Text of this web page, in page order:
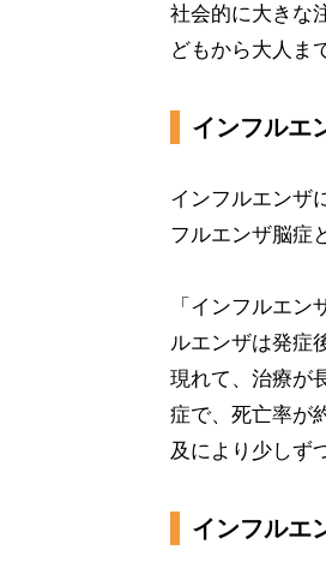
社会的に大きな
どもから大人ま
インフルエ
インフルエンザ
フルエンザ脳症
「インフルエ
ルエンザは発症
現れて、治療が
症で、死亡率が
及により少しず
インフルエ